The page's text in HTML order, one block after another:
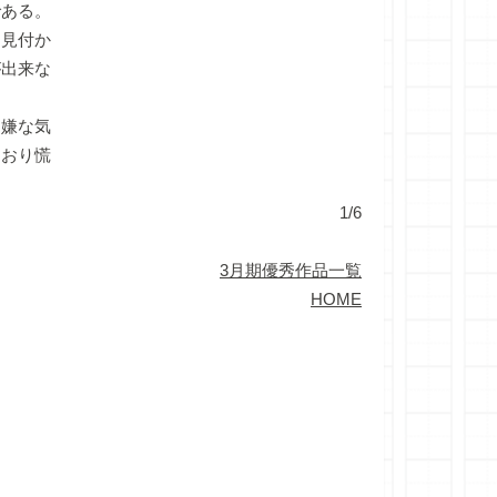
る。
付か
来な
な気
り慌
1/6
3月期優秀作品一覧
HOME